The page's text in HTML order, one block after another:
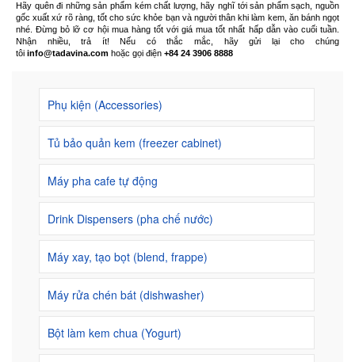
Hãy quên đi những sản phẩm kém chất lượng, hãy nghĩ tới sản phẩm sạch, nguồn
gốc xuất xứ rõ ràng, tốt cho sức khỏe bạn và người thân khi làm kem, ăn bánh ngọt
nhé. Đừng bỏ lỡ cơ hội mua hàng tốt với giá mua tốt nhất hấp dẫn vào cuối tuần.
Nhận nhiều, trả ít! Nếu có thắc mắc, hãy gửi lại cho chúng
tôi info@tadavina.com hoặc gọi điện +84 24 3906 8888
Phụ kiện (Accessories)
Tủ bảo quản kem (freezer cabinet)
Máy pha cafe tự động
Drink Dispensers (pha chế nước)
Máy xay, tạo bọt (blend, frappe)
Máy rửa chén bát (dishwasher)
Bột làm kem chua (Yogurt)